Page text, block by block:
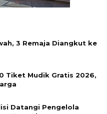
3 Remaja Diangkut ke
Tiket Mudik Gratis 2026,
Datangi Pengelola